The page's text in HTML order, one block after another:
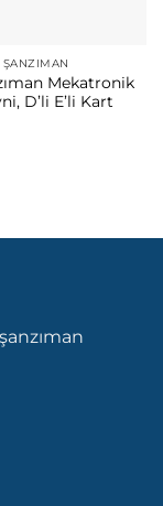
Mekatronik
D’li E’li Kart